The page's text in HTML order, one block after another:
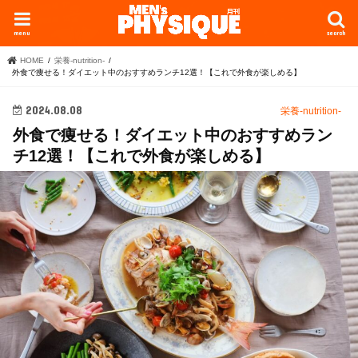
search
menu
HOME
栄養-nutrition-
外食で痩せる！ダイエット中のおすすめランチ12選！【これで外食が楽しめる】
栄養-nutrition-
2024.08.08
外食で痩せる！ダイエット中のおすすめラン
チ12選！【これで外食が楽しめる】